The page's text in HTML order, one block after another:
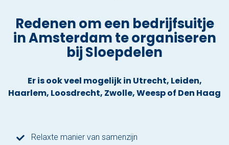
Lidmaatschap
Bedrijfsuitjes op het water!
Cadeaubon
Nu reserveren
Redenen om een bedrijfsuitje
in Amsterdam te organiseren
bij Sloepdelen
Er is ook veel mogelijk in Utrecht, Leiden,
Haarlem, Loosdrecht, Zwolle, Weesp of Den Haag
Relaxte manier van samenzijn